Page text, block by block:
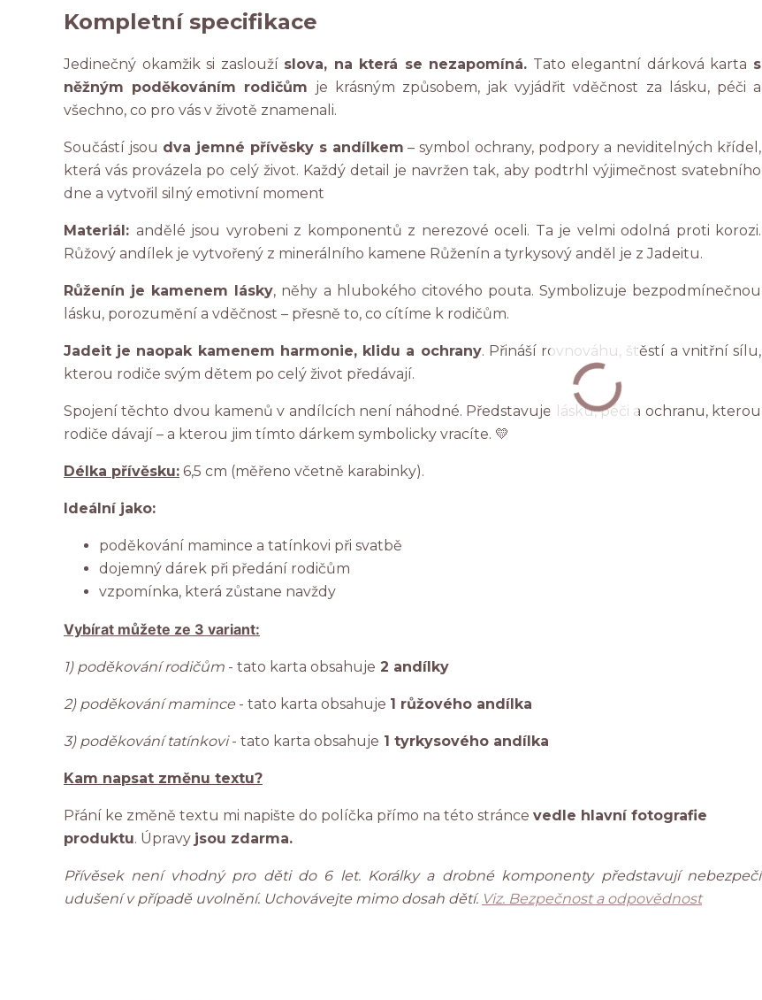
Kompletní specifikace
Jedinečný okamžik si zaslouží slova, na která se nezapomíná. Tato elegantní dárková karta s
něžným poděkováním rodičům je krásným způsobem, jak vyjádřit vděčnost za lásku, péči a
všechno, co pro vás v životě znamenali.
Součástí jsou dva jemné přívěsky s andílkem – symbol ochrany, podpory a neviditelných křídel,
která vás provázela po celý život. Každý detail je navržen tak, aby podtrhl výjimečnost svatebního
dne a vytvořil silný emotivní moment
Materiál: andělé jsou vyrobeni z komponentů z nerezové oceli. Ta je velmi odolná proti korozi.
Růžový andílek je vytvořený z minerálního kamene Růženín a tyrkysový anděl je z Jadeitu.
Růženín je kamenem lásky, něhy a hlubokého citového pouta. Symbolizuje bezpodmínečnou
lásku, porozumění a vděčnost – přesně to, co cítíme k rodičům.
Jadeit je naopak kamenem harmonie, klidu a ochrany. Přináší rovnováhu, štěstí a vnitřní sílu,
kterou rodiče svým dětem po celý život předávají.
Spojení těchto dvou kamenů v andílcích není náhodné. Představuje lásku, péči a ochranu, kterou
rodiče dávají – a kterou jim tímto dárkem symbolicky vracíte. 💛
Délka přívěsku: 6,5 cm (měřeno včetně karabinky).
Ideální jako:
poděkování mamince a tatínkovi při svatbě
dojemný dárek při předání rodičům
vzpomínka, která zůstane navždy
Vybírat můžete ze 3 variant:
1) poděkování rodičům - tato karta obsahuje 2 andílky
2) poděkování mamince - tato karta obsahuje 1 růžového andílka
3) poděkování tatínkovi- tato karta obsahuje 1 tyrkysového andílka
Kam napsat změnu textu?
Přání ke změně textu mi napište do políčka přímo na této stránce vedle hlavní fotografie
produktu. Úpravy jsou zdarma.
Přívěsek není vhodný pro děti do 6 let. Korálky a drobné komponenty představují nebezpečí
udušení v případě uvolnění. Uchovávejte mimo dosah dětí. Viz. Bezpečnost a odpovědnost